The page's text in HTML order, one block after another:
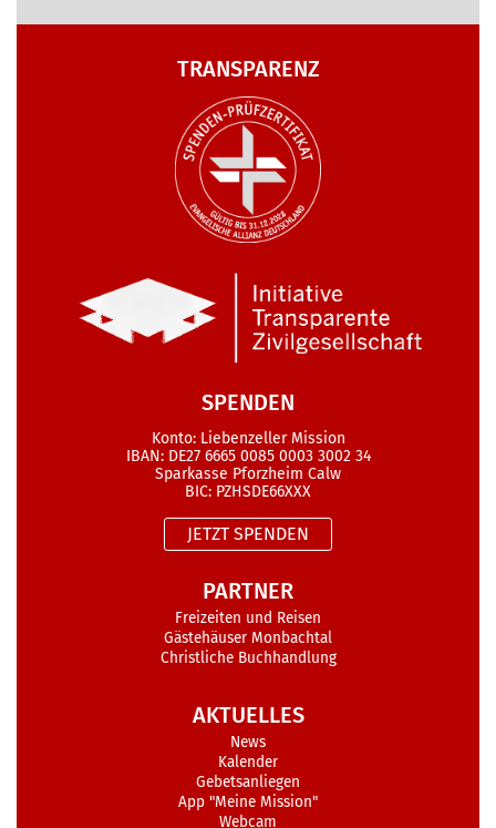
TRANSPARENZ
SPENDEN
Konto: Liebenzeller Mission
IBAN: DE27 6665 0085 0003 3002 34
Sparkasse Pforzheim Calw
BIC: PZHSDE66XXX
JETZT SPENDEN
PARTNER
Freizeiten und Reisen
Gästehäuser Monbachtal
Christliche Buchhandlung
AKTUELLES
News
Kalender
Gebetsanliegen
App "Meine Mission"
Webcam